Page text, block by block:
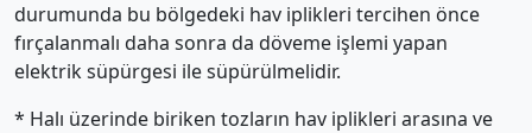
durumunda bu bölgedeki hav iplikleri tercihen önce
fırçalanmalı daha sonra da döveme işlemi yapan
elektrik süpürgesi ile süpürülmelidir.
* Halı üzerinde biriken tozların hav iplikleri arasına ve